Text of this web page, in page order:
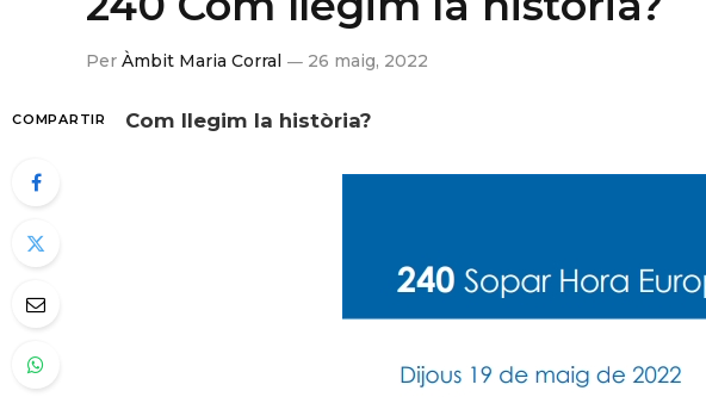
Per Àmbit Maria Corral 26 maig, 2022
COMPARTIR Com llegim la història?